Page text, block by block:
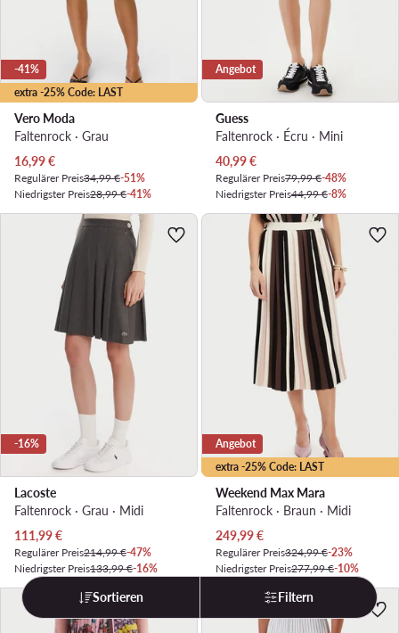
extra -25% Code: LAST
-41%
Vero Moda
Faltenrock · Grau
Aktueller Preis
16,99€
Regulärer Preis34,99 €-51%
Niedrigster Preis28,99 €-41%
Angebot
Guess
Faltenrock · Écru · Mini
Aktueller Preis
40,99€
Regulärer Preis79,99 €-48%
Niedrigster Preis44,99 €-8%
-16%
Lacoste
Faltenrock · Grau · Midi
Aktueller Preis
111,99€
Regulärer Preis214,99 €-47%
Niedrigster Preis133,99 €-16%
extra -25% Code: LAST
Angebot
Weekend Max Mara
Faltenrock · Braun · Midi
Aktueller Preis
249,99€
Regulärer Preis324,99 €-23%
Niedrigster Preis277,99 €-10%
Sortieren Filtern